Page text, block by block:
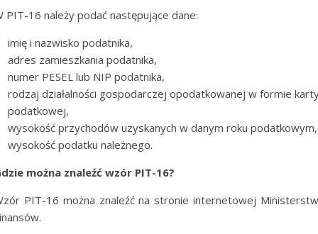
PIT-16 należy podać następujące dane:
imię i nazwisko podatnika,
adres zamieszkania podatnika,
numer PESEL lub NIP podatnika,
rodzaj działalności gospodarczej opodatkowanej w formie
podatkowej,
wysokość przychodów uzyskanych w danym roku podatkowym,
wysokość podatku należnego.
można znaleźć wzór PIT-16?
PIT-16 można znaleźć na stronie internetowej